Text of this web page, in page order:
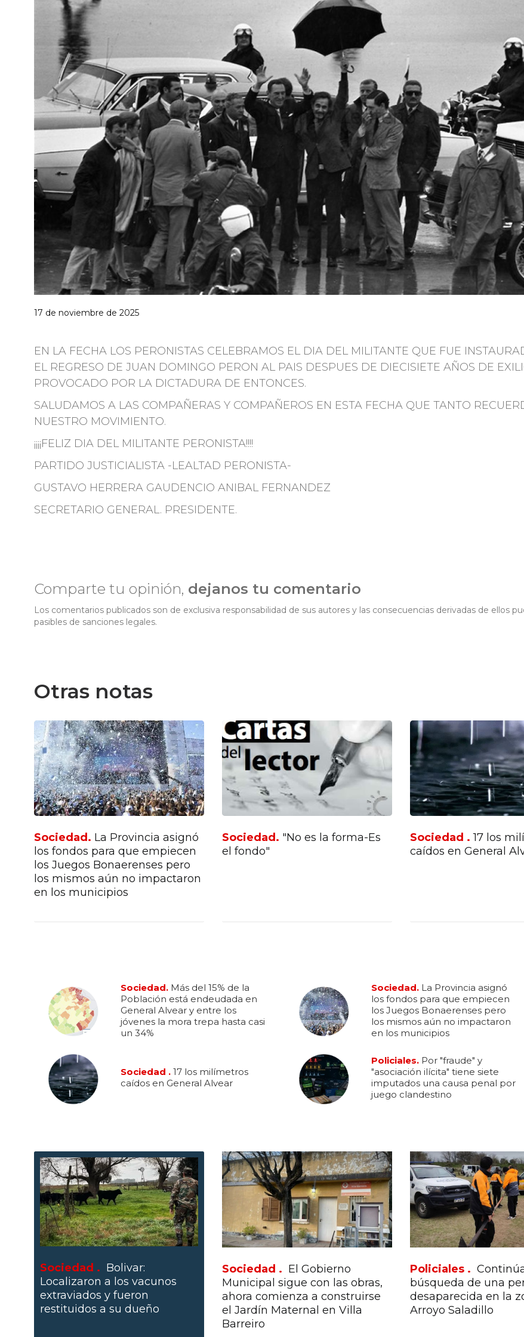
17 de noviembre de 2025
EN LA FECHA LOS PERONISTAS CELEBRAMOS EL DIA DEL MILITANTE QUE FUE
EL REGRESO DE JUAN DOMINGO PERON AL PAIS DESPUES DE DIECISIETE AÑOS DE
PROVOCADO POR LA DICTADURA DE ENTONCES.
SALUDAMOS A LAS COMPAÑERAS Y COMPAÑEROS EN ESTA FECHA QUE TANTO
NUESTRO MOVIMIENTO.
¡¡¡¡FELIZ DIA DEL MILITANTE PERONISTA!!!!
PARTIDO JUSTICIALISTA -LEALTAD PERONISTA-
GUSTAVO HERRERA GAUDENCIO ANIBAL FERNANDEZ
SECRETARIO GENERAL. PRESIDENTE.
Comparte tu opinión, dejanos tu comentario
Los comentarios publicados son de exclusiva responsabilidad de sus autores y las consecuencias derivadas de ellos
pasibles de sanciones legales.
Otras notas
Sociedad. La Provincia asignó
los fondos para que empiecen
los Juegos Bonaerenses pero
los mismos aún no impactaron
en los municipios
Sociedad. "No es la forma-Es
el fondo"
Sociedad .17 los
caídos en General
Sociedad. Más del 15% de la
Población está endeudada en
General Alvear y entre los
jóvenes la mora trepa hasta casi
un 34%
Sociedad. La Provincia asignó
los fondos para que empiecen
los Juegos Bonaerenses pero
los mismos aún no impactaron
en los municipios
Sociedad . 17 los milímetros
caídos en General Alvear
Policiales. Por "fraude" y
"asociación ilícita" tiene siete
imputados una causa penal por
juego clandestino
Sociedad . Bolivar:
Localizaron a los vacunos
extraviados y fueron
restituidos a su dueño
Sociedad . El Gobierno
Municipal sigue con las obras,
ahora comienza a construirse
el Jardín Maternal en Villa
Barreiro
Policiales .
búsqueda de una
desaparecida en la
Arroyo Saladillo